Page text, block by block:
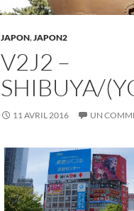
JAPON,JAPON2
V2J2 –
SHIBUYA/
11 AVRIL 2016 UN